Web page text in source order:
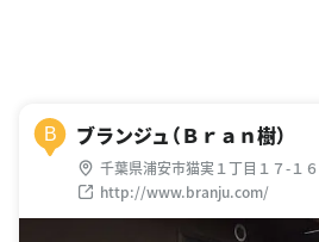
B ブランジュ（Ｂｒａｎ樹）
千葉県浦安市猫実１丁目１７-１６
http://www.branju.com/